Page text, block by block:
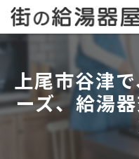
上尾市谷津
ーズ、給湯